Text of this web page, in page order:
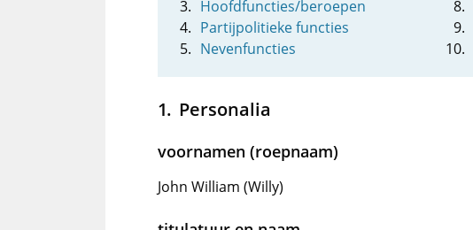
Hoofdfuncties/beroepen
Partijpolitieke functies
Nevenfuncties
Personalia
voornamen (roepnaam)
John William (Willy)